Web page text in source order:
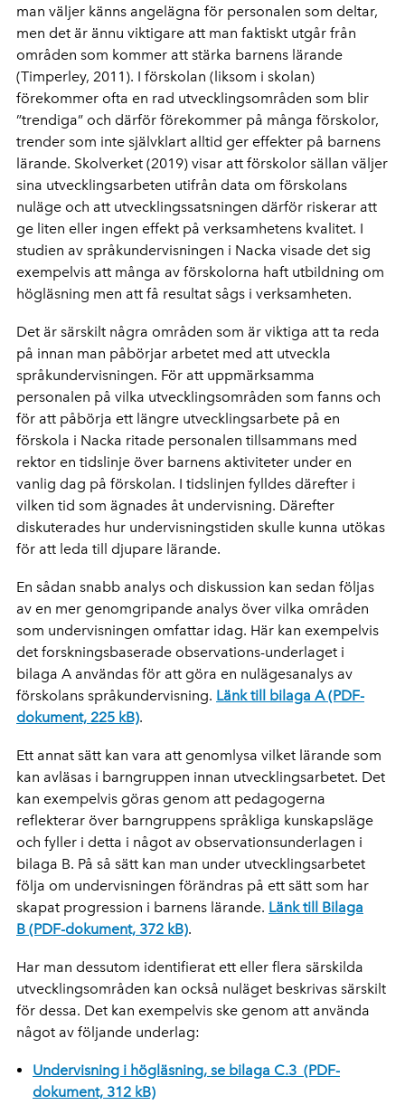
man väljer känns angelägna för personalen som deltar,
men det är ännu viktigare att man faktiskt utgår från
områden som kommer att stärka barnens lärande
(Timperley, 2011). I förskolan (liksom i skolan)
förekommer ofta en rad utvecklingsområden som blir
”trendiga” och därför förekommer på många förskolor,
trender som inte självklart alltid ger effekter på barnens
lärande. Skolverket (2019) visar att förskolor sällan väljer
sina utvecklingsarbeten utifrån data om förskolans
nuläge och att utvecklingssatsningen därför riskerar att
ge liten eller ingen effekt på verksamhetens kvalitet. I
studien av språkundervisningen i Nacka visade det sig
exempelvis att många av förskolorna haft utbildning om
högläsning men att få resultat sågs i verksamheten.
Det är särskilt några områden som är viktiga att ta reda
på innan man påbörjar arbetet med att utveckla
språkundervisningen. För att uppmärksamma
personalen på vilka utvecklingsområden som fanns och
för att påbörja ett längre utvecklingsarbete på en
förskola i Nacka ritade personalen tillsammans med
rektor en tidslinje över barnens aktiviteter under en
vanlig dag på förskolan. I tidslinjen fylldes därefter i
vilken tid som ägnades åt undervisning. Därefter
diskuterades hur undervisningstiden skulle kunna utökas
för att leda till djupare lärande.
En sådan snabb analys och diskussion kan sedan följas
av en mer genomgripande analys över vilka områden
som undervisningen omfattar idag. Här kan exempelvis
det forskningsbaserade observations-underlaget i
bilaga A användas för att göra en nulägesanalys av
förskolans språkundervisning. Länk till bilaga A (PDF-
dokument, 225 kB).
Ett annat sätt kan vara att genomlysa vilket lärande som
kan avläsas i barngruppen innan utvecklingsarbetet. Det
kan exempelvis göras genom att pedagogerna
reflekterar över barngruppens språkliga kunskapsläge
och fyller i detta i något av observationsunderlagen i
bilaga B. På så sätt kan man under utvecklingsarbetet
följa om undervisningen förändras på ett sätt som har
skapat progression i barnens lärande. Länk till Bilaga
B (PDF-dokument, 372 kB).
Har man dessutom identifierat ett eller flera särskilda
utvecklingsområden kan också nuläget beskrivas särskilt
för dessa. Det kan exempelvis ske genom att använda
något av följande underlag:
Undervisning i högläsning, se bilaga C.3 (PDF-
dokument, 312 kB)